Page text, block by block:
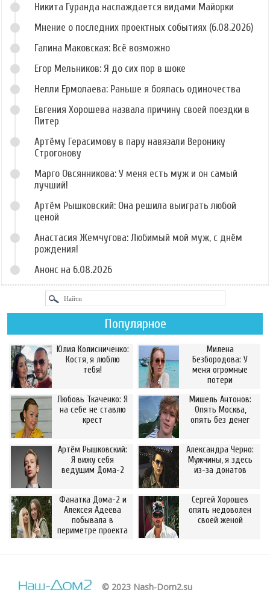
Никита Гуранда наслаждается видами Майорки
Мнение о последних проектных событиях (6.08.2026)
Галина Маковская: Всё возможно
Егор Мельников: Я до сих пор в шоке
Нелли Ермолаева: Раньше я боялась одиночества
Евгения Хорошева назвала причину своей поездки в
Питер
Артёму Герасимову в пару навязали Веронику
Строгонову
Марго Овсянникова: У меня есть муж и он самый
лучший!
Артём Рышковский: Она решила выиграть любой
ценой
Анастасия Жемчугова: Любимый мой муж, с днём
рождения!
Анонс на 6.08.2026
Популярное
Юлия Колисниченко:
Костя, я люблю
тебя!
Милена
Безбородова: У
меня огромные
потери
Любовь Ткаченко: Я
на себе не ставлю
крест
Мишель Антонов:
Опять Москва,
опять без денег
Артём Рышковский:
Я вижу себя
ведущим Дома-2
Александра Черно:
Мужчины, я здесь
из-за донатов
Фанатка Дома-2 и
Алексея Адеева
побывала в
периметре проекта
Сергей Хорошев
опять недоволен
своей женой
© 2023 Nash-Dom2.su